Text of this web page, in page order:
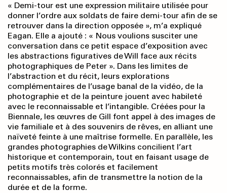
« Demi-tour est une expression militaire utilisée pour
donner l’ordre aux soldats de faire demi-tour afin de se
retrouver dans la direction opposée », m’a expliqué
Eagan. Elle a ajouté : « Nous voulions susciter une
conversation dans ce petit espace d’exposition avec
les abstractions figuratives de Will face aux récits
photographiques de Peter ». Dans les limites de
l’abstraction et du récit, leurs explorations
complémentaires de l’usage banal de la vidéo, de la
photographie et de la peinture jouent avec habileté
avec le reconnaissable et l’intangible. Créées pour la
Biennale, les œuvres de Gill font appel à des images de
vie familiale et à des souvenirs de rêves, en alliant une
naïveté feinte à une maîtrise formelle. En parallèle, les
grandes photographies de Wilkins concilient l’art
historique et contemporain, tout en faisant usage de
petits motifs très colorés et facilement
reconnaissables, afin de transmettre la notion de la
durée et de la forme.